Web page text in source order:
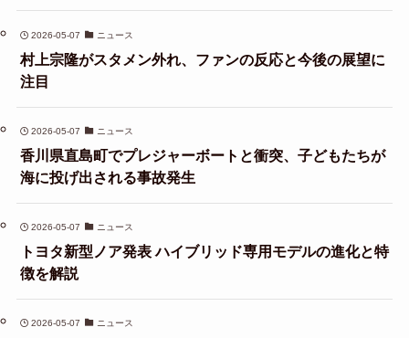
2026-05-07 ニュース
村上宗隆がスタメン外れ、ファンの反応と今後の展望に
注目
2026-05-07 ニュース
香川県直島町でプレジャーボートと衝突、子どもたちが
海に投げ出される事故発生
2026-05-07 ニュース
トヨタ新型ノア発表 ハイブリッド専用モデルの進化と特
徴を解説
2026-05-07 ニュース